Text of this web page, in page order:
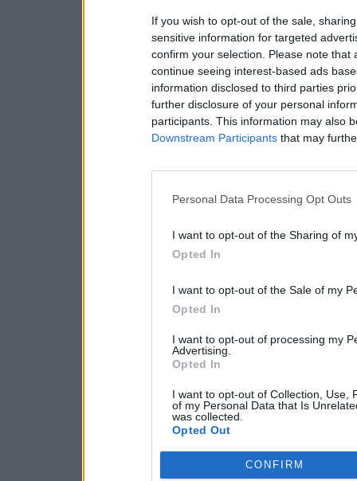
If you wish to opt-out of the sale,
sensitive information for targeted
confirm your selection. Please note
continue seeing interest-based ads
information disclosed to third parties
further disclosure of your personal
participants. This information may also
Downstream Participants that may
Personal Data Processing Opt Outs
I want to opt-out of the Sharing of
Opted In
I want to opt-out of the Sale of my
Opted In
I want to opt-out of processing my
Advertising.
Opted In
I want to opt-out of Collection, Use,
of my Personal Data that Is
was collected.
Opted Out
CONFIRM